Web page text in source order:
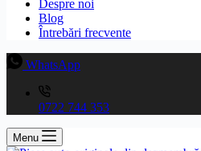
Despre noi
Blog
Întrebări frecvente
WhatsApp
0722 744 353
Menu